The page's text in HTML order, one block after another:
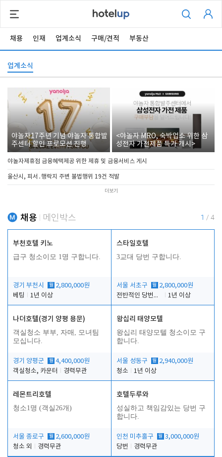
채용 인재 업계소식 구매/견적 부동산
업계소식
야놀자17주년 기념 야놀자 통합발
주센터 할인 프로모션 진행
<야놀자 MRO, 숙박업소 위한 삼
성전자 가전제품 특가 개시>
야놀자제휴점 금융혜택제공 위한 제휴 및 금융서비스 게시
울산시, 피서․행락지 주변 불법행위 19건 적발
더보기
채용 메인박스 1 / 4
부천호텔 키노
급구 청소이모 1명 구합니다.
경기 부천시 월 2,800,000원
베팅
1년 이상
스타일호텔
3교대 당번 구합니다.
서울 서초구 월 2,800,000원
전반적인 당번업무
1년 이상
나더호텔(경기 양평 용문)
객실청소 부부, 자매, 모녀팀
모십니다.
경기 양평군 월 4,400,000원
객실청소, 카운터
경력무관
왕십리 태양모텔
왕십리 태양모텔 청소이모 구
합니다.
서울 성동구 월 2,940,000원
청소
1년 이상
레몬트리호텔
청소1명 (객실26개)
서울 종로구 월 2,600,000원
청소 외
경력무관
호텔두루와
성실하고 책임감있는 당번 구
합니다.
인천 미추홀구 월 3,000,000원
당번
경력무관